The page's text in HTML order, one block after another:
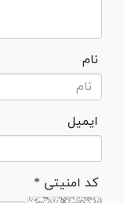
نام
ایمیل
* کد امنیتی